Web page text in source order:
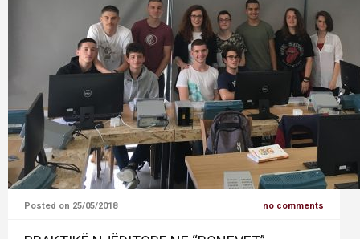
Posted on 25/05/2018 no comments